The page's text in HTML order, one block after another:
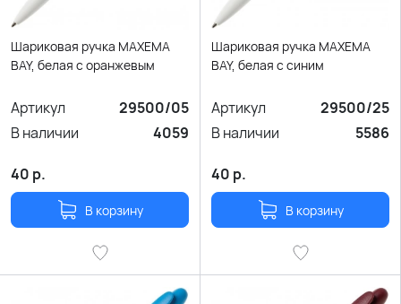
Шариковая ручка MAXEMA
BAY, белая с оранжевым
Артикул
29500/05
В наличии
4059
40 р.
В корзину
Шариковая ручка MAXEMA
BAY, белая с синим
Артикул
29500/25
В наличии
5586
40 р.
В корзину